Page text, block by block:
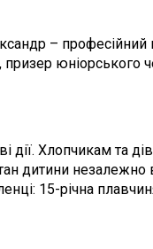
– професійний
призер
дії. Хлопчикам та
дитини незалежно
15-річна